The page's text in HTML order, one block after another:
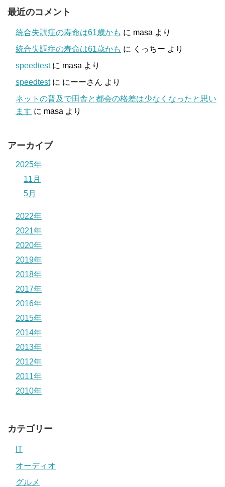
最近のコメント
統合失調症の寿命は61歳かも に masa より
統合失調症の寿命は61歳かも に くっちー より
speedtestに masa より
speedtestに にーーさん より
ネットの普及で田舎と都会の格差は少なくなったと思い
ます に masa より
アーカイブ
2025年
11月
5月
2022年
2021年
2020年
2019年
2018年
2017年
2016年
2015年
2014年
2013年
2012年
2011年
2010年
カテゴリー
IT
オーディオ
グルメ